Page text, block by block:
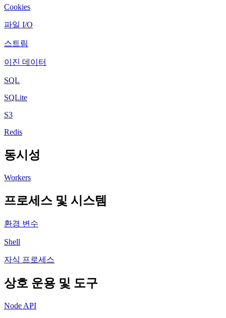
Cookies
파일 I/O
스트림
이진 데이터
SQL
SQLite
S3
Redis
동시성
Workers
프로세스 및 시스템
환경 변수
Shell
자식 프로세스
상호 운용 및 도구
Node API